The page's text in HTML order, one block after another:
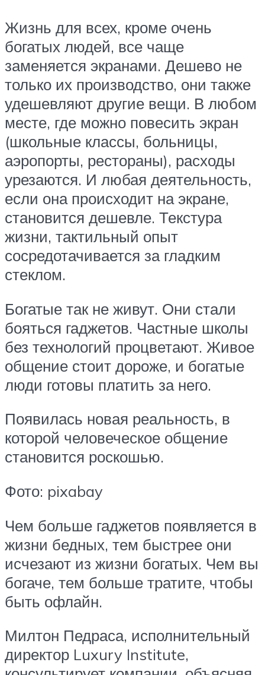
Жизнь для всех, кроме очень
богатых людей, все чаще
заменяется экранами. Дешево не
только их производство, они также
удешевляют другие вещи. В любом
месте, где можно повесить экран
(школьные классы, больницы,
аэропорты, рестораны), расходы
урезаются. И любая деятельность,
если она происходит на экране,
становится дешевле. Текстура
жизни, тактильный опыт
сосредотачивается за гладким
стеклом.
Богатые так не живут. Они стали
бояться гаджетов. Частные школы
без технологий процветают. Живое
общение стоит дороже, и богатые
люди готовы платить за него.
Появилась новая реальность, в
которой человеческое общение
становится роскошью.
Фото: pixabay
Чем больше гаджетов появляется в
жизни бедных, тем быстрее они
исчезают из жизни богатых. Чем вы
богаче, тем больше тратите, чтобы
быть офлайн.
Милтон Педраса, исполнительный
директор Luxury Institute,